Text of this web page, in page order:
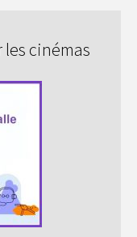
cinémas